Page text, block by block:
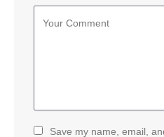
Save my name, email,